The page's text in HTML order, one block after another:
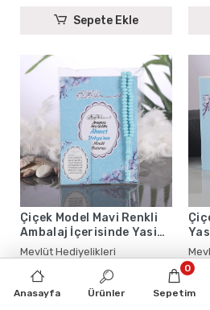
Sepete Ekle
Çiçek Model Mavi Renkli
Ambalaj İçerisinde Yasin
Kitabı, Magnet ve Tesbih -
Mevlüt Hediyelikleri
Mevlüt Hediyelikleri
%22 25,00 TL
Anasayfa Ürünler Sepetim
0